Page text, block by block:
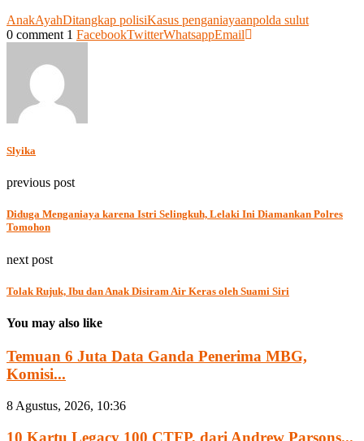
AnakAyahDitangkap polisiKasus penganiayaanpolda sulut
0 comment 1 FacebookTwitterWhatsappEmail
Slyika
previous post
Diduga Menganiaya karena Istri Selingkuh, Lelaki Ini Diamankan Polres
Tomohon
next post
Tolak Rujuk, Ibu dan Anak Disiram Air Keras oleh Suami Siri
You may also like
Temuan 6 Juta Data Ganda Penerima MBG,
Komisi...
8 Agustus, 2026, 10:36
10 Kartu Legacy 100 CTFP, dari Andrew Parsons...